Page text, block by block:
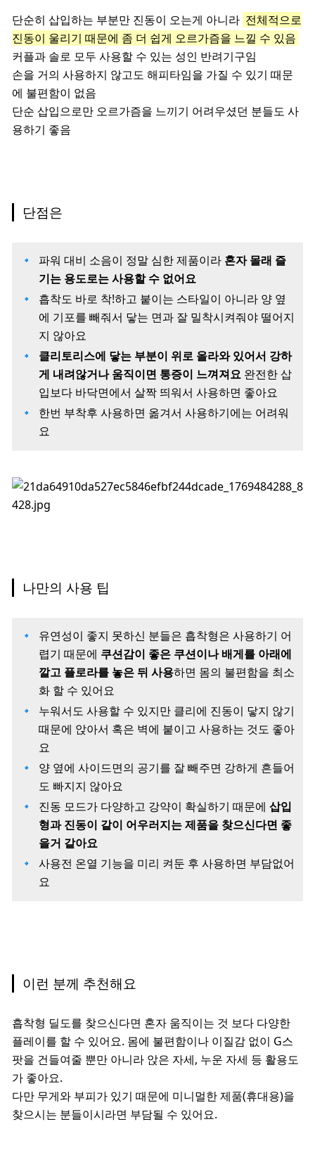
단순히 삽입하는 부분만 진동이 오는게 아니라 전체적으로
진동이 울리기 때문에 좀 더 쉽게 오르가즘을 느낄 수 있음
커플과 솔로 모두 사용할 수 있는 성인 반려기구임
손을 거의 사용하지 않고도 해피타임을 가질 수 있기 때문
에 불편함이 없음
단순 삽입으로만 오르가즘을 느끼기 어려우셨던 분들도 사
용하기 좋음
단점은
파워 대비 소음이 정말 심한 제품이라 혼자 몰래 즐
기는 용도로는 사용할 수 없어요
흡착도 바로 착!하고 붙이는 스타일이 아니라 양 옆
에 기포를 빼줘서 닿는 면과 잘 밀착시켜줘야 떨어지
지 않아요
클리토리스에 닿는 부분이 위로 올라와 있어서 강하
게 내려않거나 움직이면 통증이 느껴져요 완전한 삽
입보다 바닥면에서 살짝 띄워서 사용하면 좋아요
한번 부착후 사용하면 옮겨서 사용하기에는 어려워
요
나만의 사용 팁
유연성이 좋지 못하신 분들은 흡착형은 사용하기 어
렵기 때문에 쿠션감이 좋은 쿠션이나 배게를 아래에
깔고 플로라를 놓은 뒤 사용하면 몸의 불편함을 최소
화 할 수 있어요
누워서도 사용할 수 있지만 클리에 진동이 닿지 않기
때문에 앉아서 혹은 벽에 붙이고 사용하는 것도 좋아
요
양 옆에 사이드면의 공기를 잘 빼주면 강하게 흔들어
도 빠지지 않아요
진동 모드가 다양하고 강약이 확실하기 때문에 삽입
형과 진동이 같이 어우러지는 제품을 찾으신다면 좋
을거 같아요
사용전 온열 기능을 미리 켜둔 후 사용하면 부담없어
요
이런 분께 추천해요
흡착형 딜도를 찾으신다면 혼자 움직이는 것 보다 다양한
플레이를 할 수 있어요. 몸에 불편함이나 이질감 없이 G스
팟을 건들여줄 뿐만 아니라 앉은 자세, 누운 자세 등 활용도
가 좋아요.
다만 무게와 부피가 있기 때문에 미니멀한 제품(휴대용)을
찾으시는 분들이시라면 부담될 수 있어요.